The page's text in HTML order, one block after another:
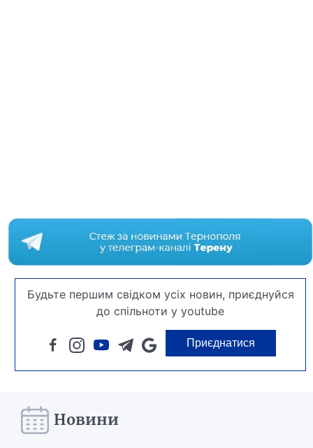
Будьте першим свідком усіх новин, приєднуйся
до спільноти у youtube
Приєднатися
Новини